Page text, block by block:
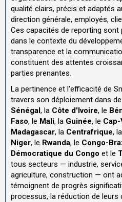
qualité clairs, précis et adaptés
direction générale, employés,
Ces capacités de reporting
dans le contexte du
transparence et la
constituent des attentes
parties prenantes.
La pertinence et l'efficacité de
travers son déploiement dans
Sénégal, la Côte d'Ivoire, le
Faso, le Mali, la Guinée, le
Madagascar, la Centrafrique, la
Niger, le Rwanda, le Congo-
Démocratique du Congo et le
tous secteurs — industrie,
agriculture, construction — ont
témoignent de progrès
processus, la réduction de